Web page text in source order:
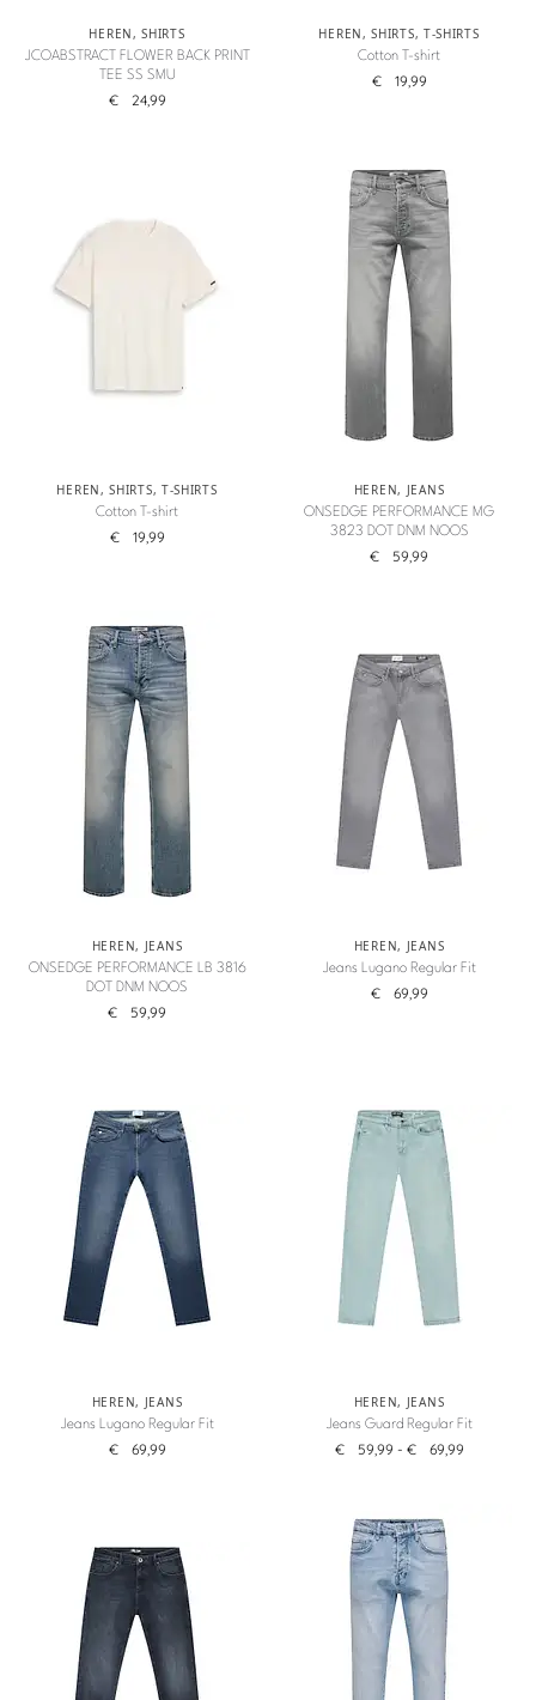
HEREN,SHIRTS
JCOABSTRACT FLOWER BACK PRINT
TEE SS SMU
€ 24,99
HEREN,SHIRTS, T-SHIRTS
Cotton T-shirt
€ 19,99
HEREN,SHIRTS, T-SHIRTS
Cotton T-shirt
€ 19,99
HEREN, JEANS
ONSEDGE PERFORMANCE MG
3823 DOT DNM NOOS
€ 59,99
HEREN, JEANS
ONSEDGE PERFORMANCE LB 3816
DOT DNM NOOS
€ 59,99
HEREN, JEANS
Jeans Lugano Regular Fit
€ 69,99
HEREN, JEANS
Jeans Lugano Regular Fit
€ 69,99
HEREN, JEANS
Jeans Guard Regular Fit
€ 59,99 - € 69,99